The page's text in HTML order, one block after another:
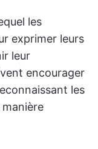
les
exprimer leurs
leur
encourager
les